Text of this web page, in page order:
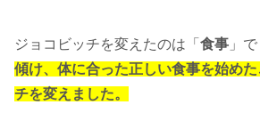
ジョコビッチを変えたのは「 食事 」
傾け、体に合った正しい食事を始め
チを変えました。